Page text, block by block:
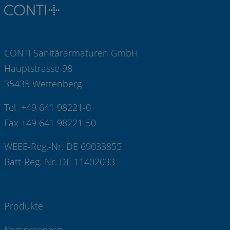
CONTI Sanitärarmaturen GmbH
Hauptstrasse 98
35435 Wettenberg
Tel +49 641 98221-0
Fax +49 641 98221-50
WEEE-Reg.-Nr. DE 69033855
Batt-Reg.-Nr. DE 11402033
Produkte